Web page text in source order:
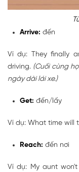
Arrive: đến
Ví dụ: They finally
driving. (Cuối cùng
ngày dài lái xe.)
Get: đến/lấy
Ví dụ: What time will
Reach: đến nơi
Ví dụ: My aunt